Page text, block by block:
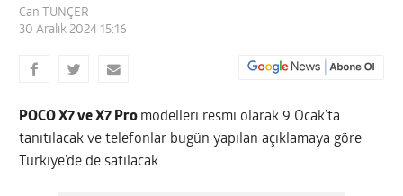
Can TUNÇER
30 Aralık 2024 15:16
POCO X7 ve X7 Pro modelleri resmi olarak 9 Ocak’ta
tanıtılacak ve telefonlar bugün yapılan açıklamaya göre
Türkiye’de de satılacak.